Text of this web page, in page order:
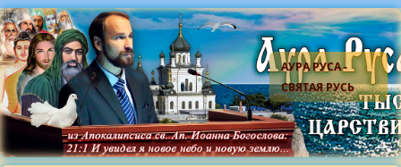
АУРА РУСА -
СВЯТАЯ РУСЬ